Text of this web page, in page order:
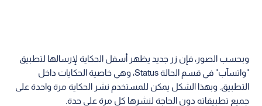
وبحسب الصور، فإن زر جديد يظهر أسفل الحكاية لإرسالها لتطبيق
"واتسآب" في قسم الحالة Status، وهي خاصية الحكايات داخل
التطبيق. وبهذا الشكل يمكن للمستخدم نشر الحكاية مرة واحدة على
جميع تطبيقاته دون الحاجة لنشرها كل مرة على حدة.